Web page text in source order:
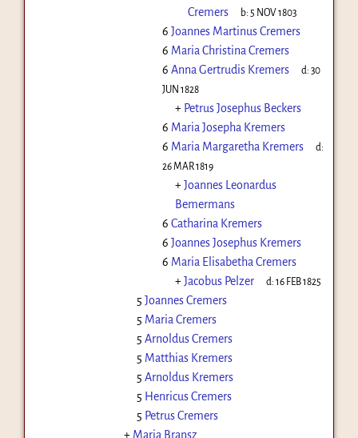
Cremers
b: 5 NOV 1803
6 Joannes Martinus Cremers
6 Maria Christina Cremers
6 Anna Gertrudis Kremers d:30
JUN 1828
+ Petrus Josephus Beckers
6 Maria Josepha Kremers
6 Maria Margaretha Kremers
d:
26 MAR 1819
+Joannes Leonardus
Bemermans
6 Catharina Kremers
6 Joannes Josephus Kremers
6 Maria Elisabetha Cremers
+Jacobus Pelzer d:16 FEB 1825
5 Joannes Cremers
5 Maria Cremers
5 Arnoldus Cremers
5 Matthias Kremers
5 Arnoldus Kremers
5 Henricus Cremers
5 Petrus Cremers
+ Maria Bransz